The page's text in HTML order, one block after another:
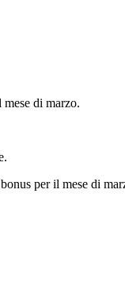
di marzo.
per il mese di